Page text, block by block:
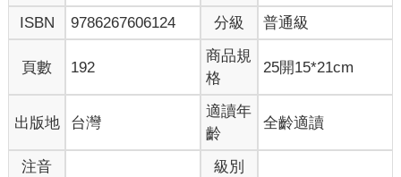
鄭南榕在一九八九年逝世後台灣所經歷的整個民主化歷程都在實
踐前述這個「民主建國」的願景：在這三十多年之間，我們從菁
英領導（李登輝時期）階段進化到公民社會的主導，跨越幾度內
部分裂與外敵入侵的艱難挑戰，終於逐步鞏固了台灣的民主和國
二零一八年以來，臺灣的民主鞏固與國家形成遭遇了一個新的時
代，進入了一個新的階段，這個新時代對於言論自由與台灣獨立
之間相互為用的正面關係提出了嚴厲挑戰。新而便捷的網路通訊
科技不只一反期待分裂了公共領域，破壞了溝通倫理，腐蝕了社
ISBN
9786267606124 分級 普通級
頁數 192
商品規
格
25開15*21cm
出版地 台灣
適讀年
齡
全齡適讀
注音 級別